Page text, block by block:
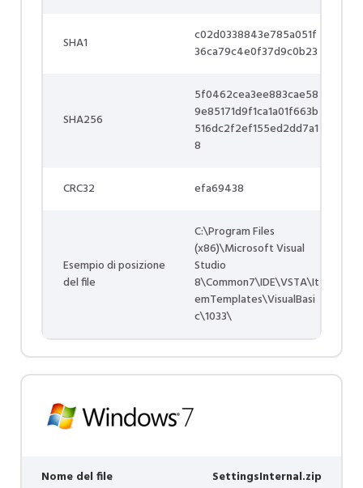
SHA1
c02d0338843e785a051f
36ca79c4e0f37d9c0b23
SHA256
5f0462cea3ee883cae58
9e85171d9f1ca1a01f663b
516dc2f2ef155ed2dd7a1
8
CRC32 efa69438
Esempio di posizione
del file
C:\Program Files
(x86)\Microsoft Visual
Studio
8\Common7\IDE\VSTA\It
emTemplates\VisualBasi
c\1033\
Nome del file SettingsInternal.zip